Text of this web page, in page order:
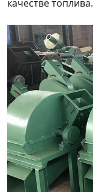
качестве топлива.